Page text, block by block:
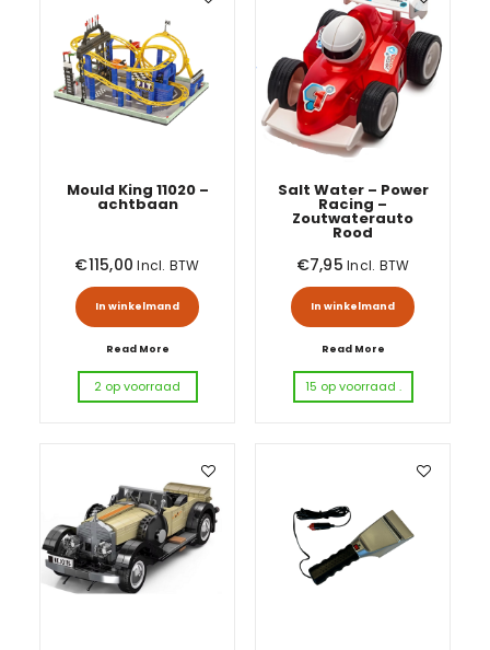
Mould King 11020 –
achtbaan
€115,00 Incl. BTW
In winkelmand
Read More
2 op voorraad
Salt Water – Power
Racing –
Zoutwaterauto
Rood
€7,95 Incl. BTW
In winkelmand
Read More
15 op voorraad .